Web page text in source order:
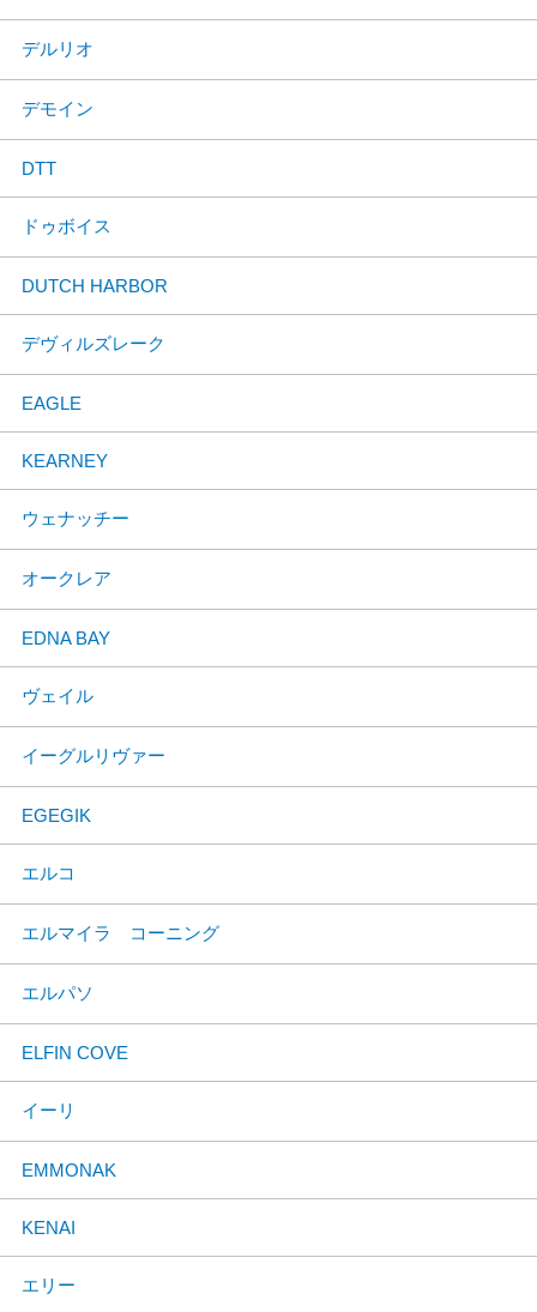
デルリオ
デモイン
DTT
ドゥボイス
DUTCH HARBOR
デヴィルズレーク
EAGLE
KEARNEY
ウェナッチー
オークレア
EDNA BAY
ヴェイル
イーグルリヴァー
EGEGIK
エルコ
エルマイラ コーニング
エルパソ
ELFIN COVE
イーリ
EMMONAK
KENAI
エリー